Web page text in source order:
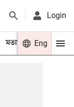
Login
মতামত খেলা
Eng